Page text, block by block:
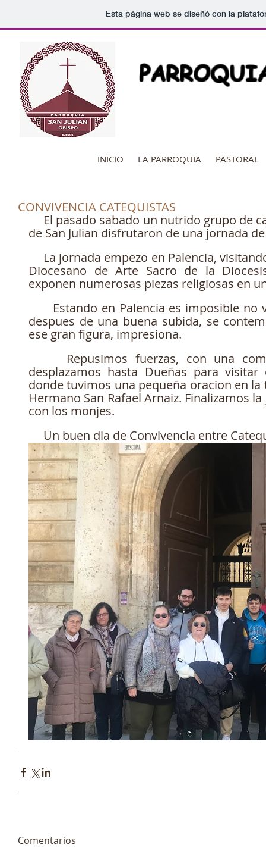
Esta página web se diseñó con la
INICIO LA PARROQUIA PASTORAL
CONVIVENCIA CATEQUISTAS
de San Julian disfrutaron de una jornada
Diocesano de Arte Sacro de la
exponen numerosas piezas religiosas en
despues de una buena subida, se
ese gran figura, impresiona.
desplazamos hasta Dueñas para
donde tuvimos una pequeña oracion en
Hermano San Rafael Arnaiz. Finalizamos
con los monjes.
Un buen dia de Convivencia entre
Comentarios